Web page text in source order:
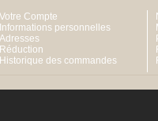
Votre Compte
Informations personnelles
Adresses
Réduction
Historique des commandes